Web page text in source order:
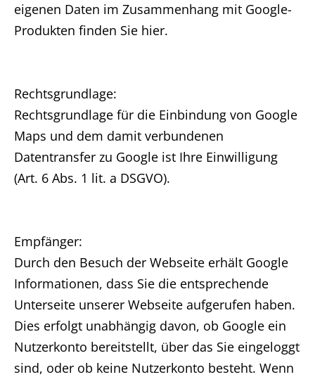
eigenen Daten im Zusammenhang mit Google-
Produkten finden Sie hier.
Rechtsgrundlage:
Rechtsgrundlage für die Einbindung von Google
Maps und dem damit verbundenen
Datentransfer zu Google ist Ihre Einwilligung
(Art. 6 Abs. 1 lit. a DSGVO).
Empfänger:
Durch den Besuch der Webseite erhält Google
Informationen, dass Sie die entsprechende
Unterseite unserer Webseite aufgerufen haben.
Dies erfolgt unabhängig davon, ob Google ein
Nutzerkonto bereitstellt, über das Sie eingeloggt
sind, oder ob keine Nutzerkonto besteht. Wenn